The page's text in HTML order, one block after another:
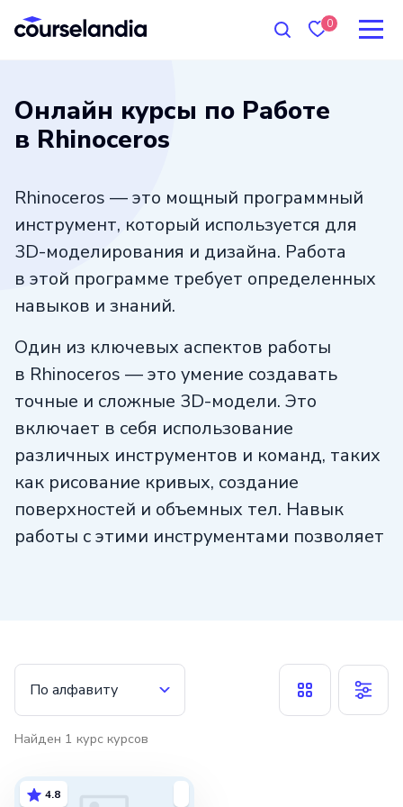
0
Онлайн курсы по Работе
в Rhinoceros
Rhinoceros — это мощный программный
инструмент, который используется для
3D-моделирования и дизайна. Работа
в этой программе требует определенных
навыков и знаний.
Один из ключевых аспектов работы
в Rhinoceros — это умение создавать
точные и сложные 3D-модели. Это
включает в себя использование
различных инструментов и команд, таких
как рисование кривых, создание
поверхностей и объемных тел. Навык
работы с этими инструментами позволяет
является также умение работать
с различными форматами файлов.
Rhinoceros поддерживает импорт
и экспорт файлов во множество
и многие другие. Это позволяет
По алфавиту
Найден 1 курс курсов
4.8